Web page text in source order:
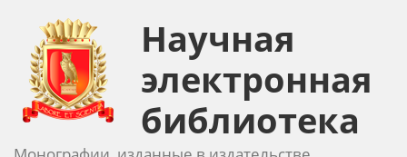
Научная
электронная
библиотека